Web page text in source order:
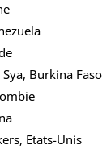
Burkina Faso
Etats-Unis